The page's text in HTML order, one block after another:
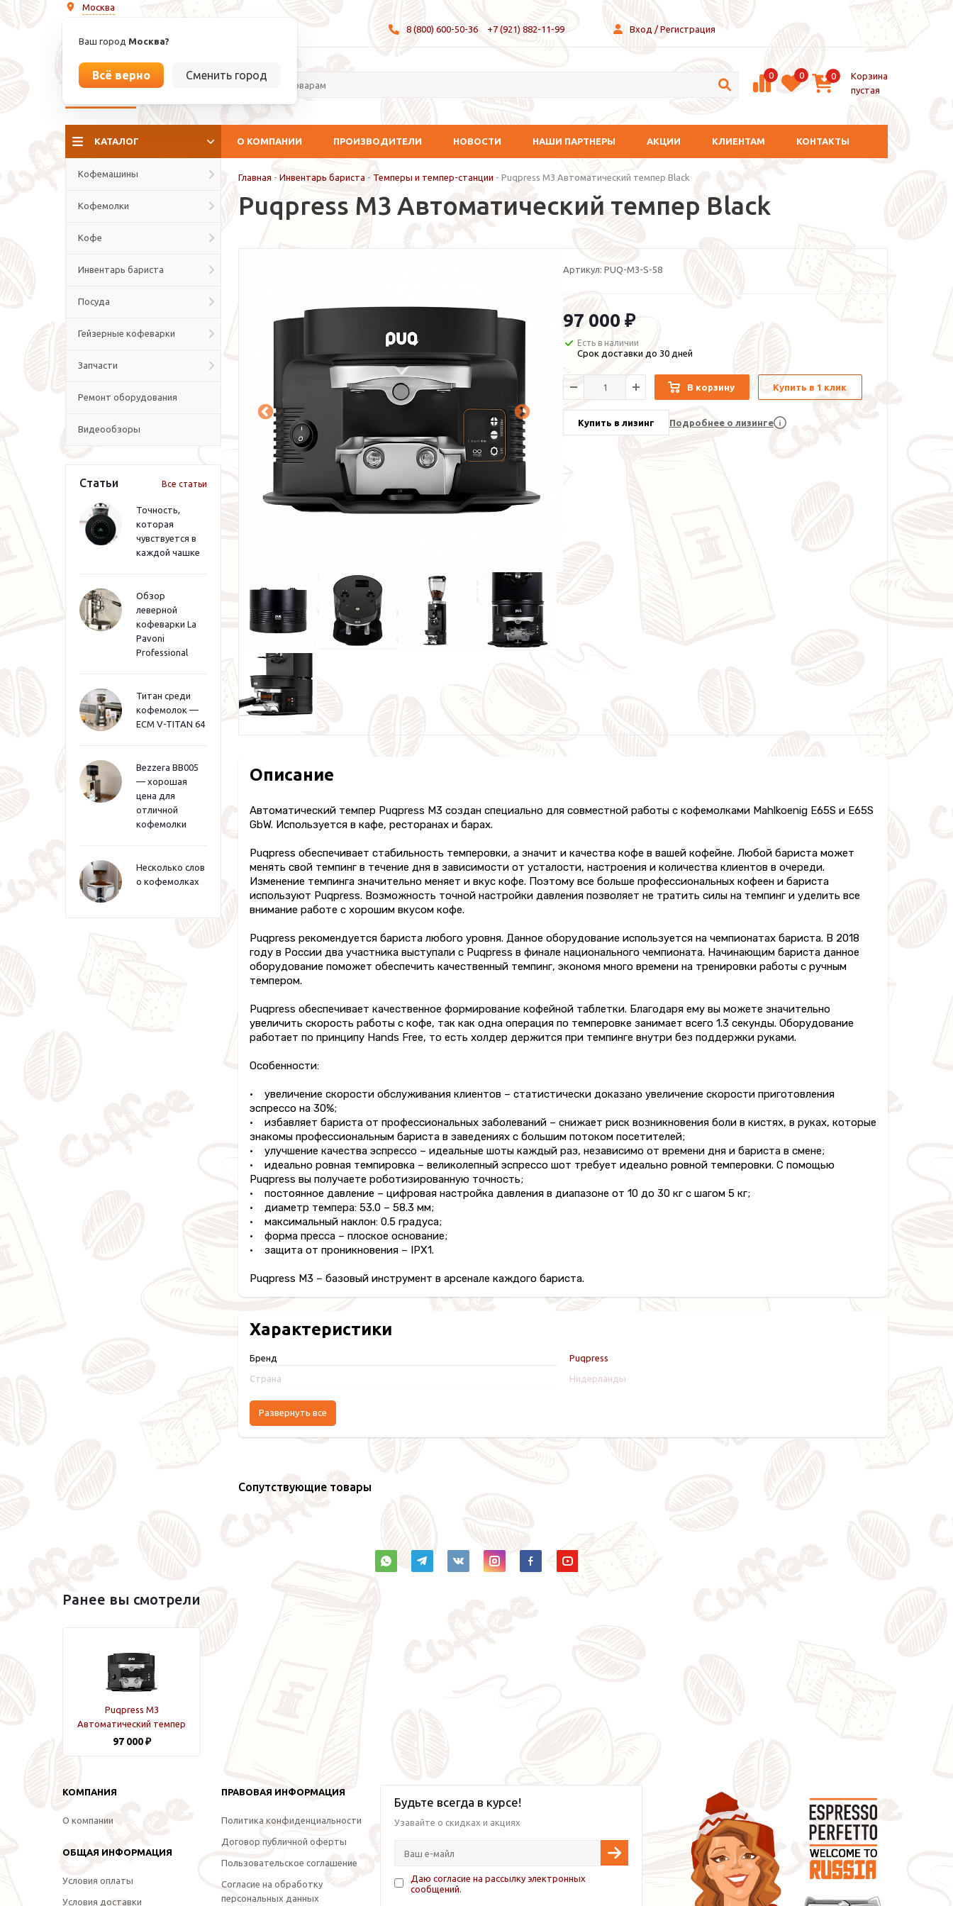
Москва
Ваш город Москва?
Всё верно Сменить город
8 (800) 600-50-36 +7 (921) 882-11-99 Вход / Регистрация
La culture del caffé 0 0 0
Корзина
пустая
КАТАЛОГ О КОМПАНИИ ПРОИЗВОДИТЕЛИ НОВОСТИ НАШИ ПАРТНЕРЫ АКЦИИ КЛИЕНТАМ КОНТАКТЫ
Кофемашины
Кофемолки
Кофе
Инвентарь бариста
Посуда
Гейзерные кофеварки
Запчасти
Ремонт оборудования
Видеообзоры
Статьи Все статьи
Точность,
которая
чувствуется в
каждой чашке
Обзор
леверной
кофеварки La
Pavoni
Professional
Титан среди
кофемолок —
ECM V-TITAN 64
Bezzera BB005
— хорошая
цена для
отличной
кофемолки
Несколько слов
о кофемолках
Главная - Инвентарь бариста - Темперы и темпер-станции - Puqpress M3 Автоматический темпер Black
Puqpress M3 Автоматический темпер Black
Артикул: PUQ-M3-S-58
97 000 ₽
Есть в наличии
Срок доставки до 30 дней
В корзину Купить в 1 клик
Купить в лизинг Подробнее о лизинге
Описание
Автоматический темпер Puqpress M3 создан специально для совместной работы с кофемолками Mahlkoenig E65S и E65S
GbW. Используется в кафе, ресторанах и барах.
Puqpress обеспечивает стабильность темперовки, а значит и качества кофе в вашей кофейне. Любой бариста может
менять свой темпинг в течение дня в зависимости от усталости, настроения и количества клиентов в очереди.
Изменение темпинга значительно меняет и вкус кофе. Поэтому все больше профессиональных кофеен и бариста
используют Puqpress. Возможность точной настройки давления позволяет не тратить силы на темпинг и уделить все
внимание работе с хорошим вкусом кофе.
Puqpress рекомендуется бариста любого уровня. Данное оборудование используется на чемпионатах бариста. В 2018
году в России два участника выступали с Puqpress в финале национального чемпионата. Начинающим бариста данное
оборудование поможет обеспечить качественный темпинг, экономя много времени на тренировки работы с ручным
темпером.
Puqpress обеспечивает качественное формирование кофейной таблетки. Благодаря ему вы можете значительно
увеличить скорость работы с кофе, так как одна операция по темперовке занимает всего 1.3 секунды. Оборудование
работает по принципу Hands Free, то есть холдер держится при темпинге внутри без поддержки руками.
Особенности:
• увеличение скорости обслуживания клиентов – статистически доказано увеличение скорости приготовления
эспрессо на 30%;
• избавляет бариста от профессиональных заболеваний – снижает риск возникновения боли в кистях, в руках, которые
знакомы профессиональным бариста в заведениях с большим потоком посетителей;
• улучшение качества эспрессо – идеальные шоты каждый раз, независимо от времени дня и бариста в смене;
• идеально ровная темпировка – великолепный эспрессо шот требует идеально ровной темперовки. С помощью
Puqpress вы получаете роботизированную точность;
• постоянное давление – цифровая настройка давления в диапазоне от 10 до 30 кг с шагом 5 кг;
• диаметр темпера: 53.0 – 58.3 мм;
• максимальный наклон: 0.5 градуса;
• форма пресса – плоское основание;
• защита от проникновения – IPX1.
Puqpress M3 – базовый инструмент в арсенале каждого бариста.
Характеристики
Бренд Puqpress
Страна Нидерланды
Развернуть все
Сопутствующие товары
Ранее вы смотрели
Puqpress M3
Автоматический темпер
Black
97 000 ₽
КОМПАНИЯ
О компании
ОБЩАЯ ИНФОРМАЦИЯ
Условия оплаты
Условия доставки
ПРАВОВАЯ ИНФОРМАЦИЯ
Политика конфиденциальности
Договор публичной оферты
Пользовательское соглашение
Согласие на обработку
персональных данных
Будьте всегда в курсе!
Узавайте о скидках и акциях
Даю согласие на рассылку электронных
сообщений.